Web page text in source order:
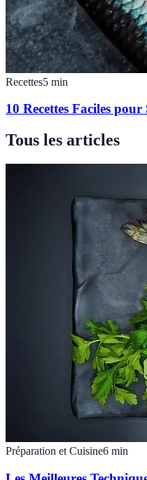
Recettes5 min
10 Recettes Faciles
Tous les articles
Préparation et Cuisine6 min